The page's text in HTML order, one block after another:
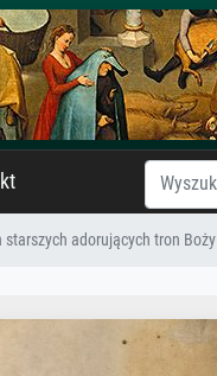
adorujących tron Boży